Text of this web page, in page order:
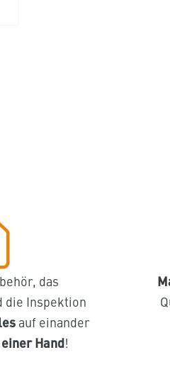
das
die Inspektion
auf einander
Hand!